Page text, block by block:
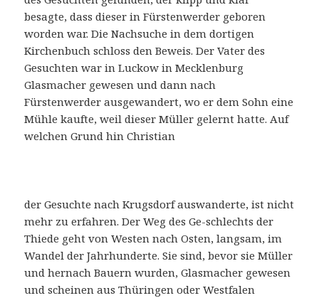
besagte, dass dieser in Fürstenwerder geboren
worden war. Die Nachsuche in dem dortigen
Kirchenbuch schloss den Beweis. Der Vater des
Gesuchten war in Luckow in Mecklenburg
Glasmacher gewesen und dann nach
Fürstenwerder ausgewandert, wo er dem Sohn eine
Mühle kaufte, weil dieser Müller gelernt hatte. Auf
welchen Grund hin Christian
der Gesuchte nach Krugsdorf auswanderte, ist nicht
mehr zu erfahren. Der Weg des Ge-schlechts der
Thiede geht von Westen nach Osten, langsam, im
Wandel der Jahrhunderte. Sie sind, bevor sie Müller
und hernach Bauern wurden, Glasmacher gewesen
und scheinen aus Thüringen oder Westfalen